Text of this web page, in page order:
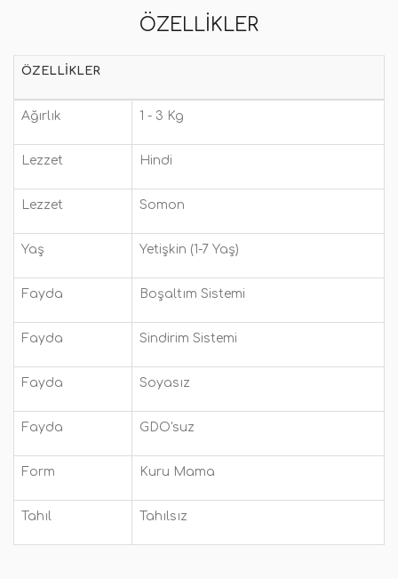
ÖZELLIKLER
ÖZELLIKLER
Ağırlık 1 - 3 Kg
Lezzet Hindi
Lezzet Somon
Yaş Yetişkin (1-7 Yaş)
Fayda Boşaltım Sistemi
Fayda Sindirim Sistemi
Fayda Soyasız
Fayda GDO'suz
Form Kuru Mama
Tahıl Tahılsız